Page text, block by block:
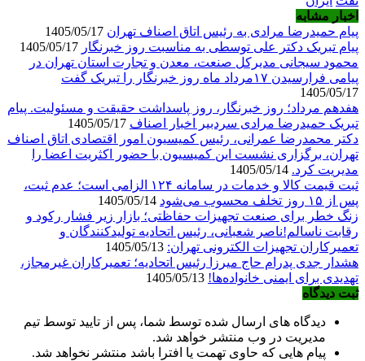
اخبار مشابه
پیام حمیدرضا مرادی به رئیس اتاق اصناف تهران
پیام تبریک دکتر علی توسطی به مناسبت روز خبرنگار
محمود سیجانی مدیرکل صنعت، معدن و تجارت استان تهران در
پیامی فرارسیدن ۱۷مرداد ماه روز خبرنگار را تبریک گفت
1405/05/17
هفدهم مرداد؛ روز خبرنگار، روز پاسداشت حقیقت و مسئولیت. پیام
تبریک حمیدرضا مرادی سردبیر اخبار اصناف
دکتر محمدرضا عمرانی، رئیس کمیسیون امور اقتصادی اتاق اصناف
تهران، برگزاری نشست این کمیسیون با حضور اکثریت اعضا را
مدیریت کرد.
ثبت قیمت کالا و خدمات در سامانه ۱۲۴ الزامی است؛ عدم ثبت،
پس از ۱۵ روز تخلف محسوب می‌شود
زنگ خطر برای صنعت تجهیزات حفاظتی؛ بازار زیر فشار رکود و
رقابت ناسالم!ناصر شعبانی، رئیس اتحادیه تولیدکنندگان و
تعمیرکاران تجهیزات الکترونی تهران:
هشدار جدی پدرام حاج میرزا رئیس اتحادیه؛ تعمیرکاران غیرمجاز،
تهدیدی برای ایمنی خانواده‌ها!
ثبت دیدگاه
دیدگاه های ارسال شده توسط شما، پس از تایید توسط تیم
مدیریت در وب منتشر خواهد شد.
پیام هایی که حاوی تهمت یا افترا باشد منتشر نخواهد شد.